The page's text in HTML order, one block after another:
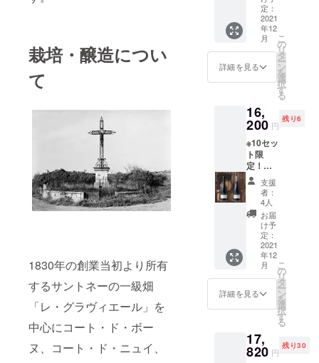
栽培・醸造につい
て
1830年の創業当初より所有
するサントネーの一級畑
「レ・グラヴィエール」を
中心にコート・ド・ボー
ヌ、コート・ド・ニュイ、
す。 選
択項目
より、
くださ
い。 ----
-----------
-----------
---------
※20歳未
満の方
の飲酒
は法律
で禁止
されて
いま
す。 20
歳未満
の方へ
の酒類
の販売
は致し
ませ
ん。
いただ
くこと
ができ
ます。
目よ
り、本
ださ
い。 ----
-----------
-----------
-----------
---------
※20歳未
満の方
の飲酒
は法律
で禁止
されて
いま
す。 20
の酒類
の販売
ませ
ん。
定価：
￥6,050
本 通
格
￥12,10
込・送
料込）
格
￥11,00
0-
（税
込・送
料込
￥1,100
-引き、
10%off
） -------
-----------
-----------
-----------
------ 2
本の内
ンと白
ワイン
定価：
￥6,270
- 白ワイ
ン
Jean
Baptist
Jessiau
A.O.C.
Rully
cru
"Mariss
ou"
Blanc
2019
［ジャ
ン・バ
プティ
スタ・
ジェシ
オー
ム
リー一
級畑
産
シャル
ム サ
ント
ネー
産 ピ
ノノ
ワー
￥6,050
- 白ワイ
ン
Jean
Baptist
e
Jessiau
A.O.C.
Santen
Blanc
2019
［ジャ
ン・バ
プティ
スタ・
ント
ネー
級畑ワ
イン2本
セット
赤ワイ
ン
Jean
Baptist
e
Jessiau
me
A.O.C.
Rully
premier
cru "La
Fosse"
Rouge
2019
［ジャ
ン・バ
プティ
スタ・
ジェシ
オー
ム
リュ
リー一
セ」
産 ピ
定：
2021
年12
月
詳細を見る
こ
の
リ
タ
ー
ン
を
選
択
す
る
16,
200 円
残り6
※10セッ
ト限
定！
【数量
限定
10%割
引＆
CAMPF
IRE限定
送料込
み】銘
醸ワイ
ン村名
産 赤
＆白ワ
イン2本
赤ワイ
ン
Jean
支援
者：
4人
お届
け予
定：
2021
年12
月
詳細を見る
こ
の
リ
タ
ー
ン
を
選
択
す
る
17,
820 円
残り30